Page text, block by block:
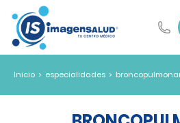
Inicio > especialidades >